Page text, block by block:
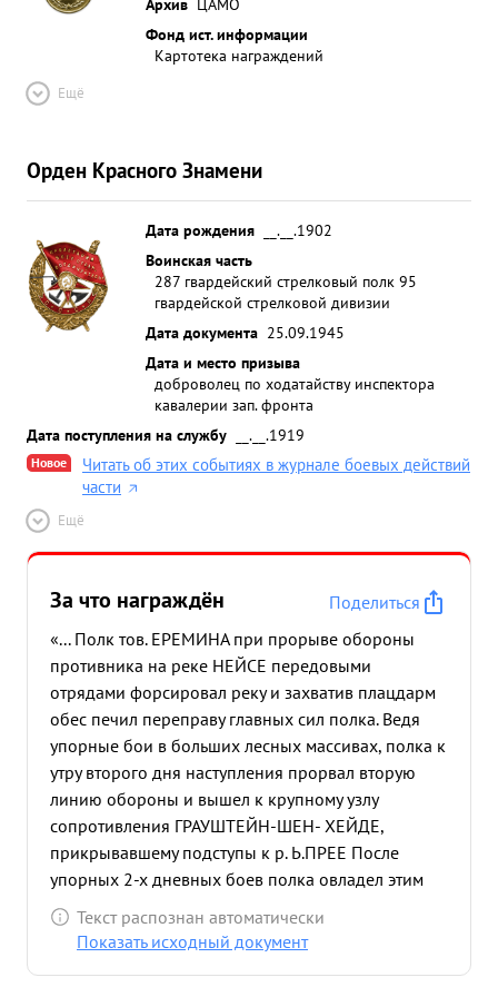
Фонд ист. информации
Картотека награждений
Ещё
Орден Красного Знамени
Дата рождения
__.__.1902
Воинская часть
287 гвардейский стрелковый полк 95
гвардейской стрелковой дивизии
Дата документа 25.09.1945
Дата и место призыва
доброволец по ходатайству инспектора
кавалерии зап. фронта
Дата поступления на службу
__.__.1919
Новое
Читать об этих событиях в журнале боевых действий
части
Ещё
За что награждён
Поделиться
«... Полк тов. ЕРЕМИНА при прорыве обороны
противника на реке НЕЙСЕ передовыми
отрядами форсировал реку и захватив плацдарм
обес печил переправу главных сил полка. Ведя
упорные бои в больших лесных массивах, полка к
утру второго дня наступления прорвал вторую
линию обороны и вышел к крупному узлу
сопротивления ГРАУШТЕЙН-ШЕН- ХЕЙДЕ,
прикрывавшему подступы к р. Ь.ПРЕЕ После
упорных 2-х дневных боев полка овладел этим
узлом и ворвался в восточную часть города
ШТРЕМБЕРГА, в последующих боях полка
Текст распознан автоматически
Показать исходный документ